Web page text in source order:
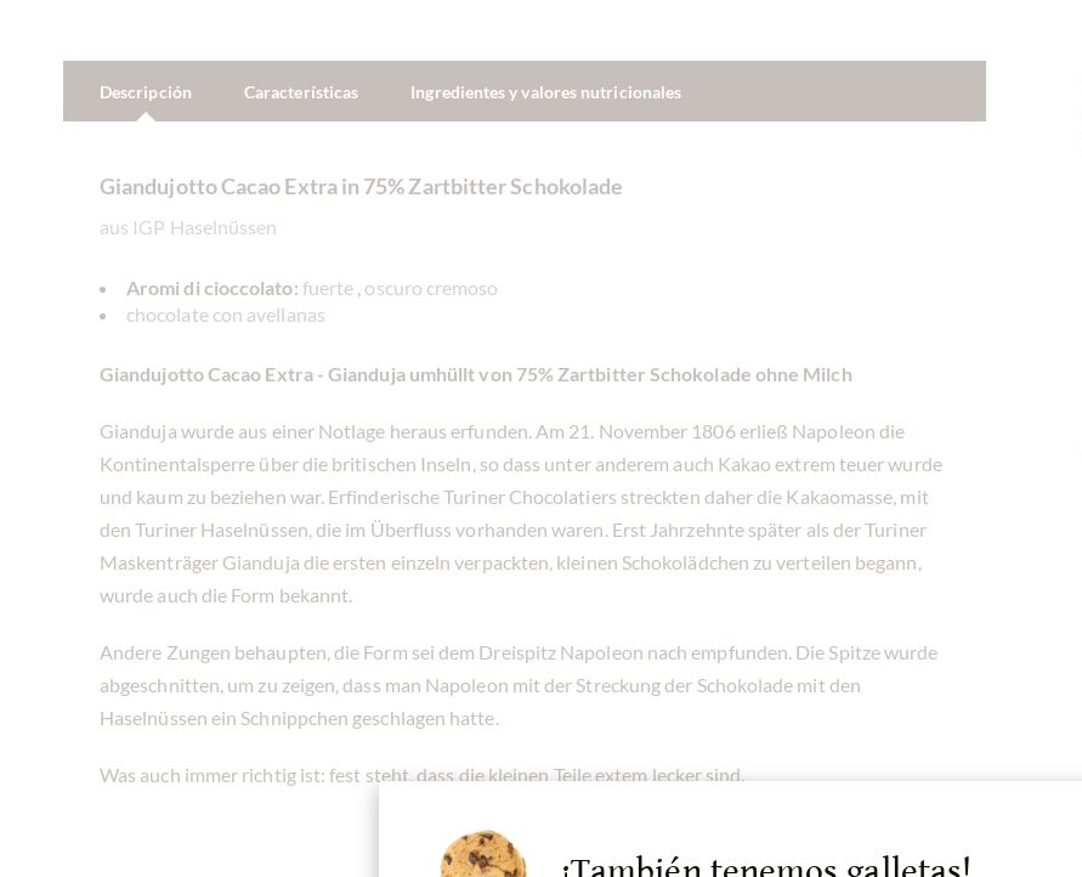
Descripción Características Ingredientes y valores nutricionales
Giandujotto Cacao Extra in 75% Zartbitter Schokolade
aus IGP Haselnüssen
Aromi di cioccolato: fuerte , oscuro cremoso
chocolate con avellanas
Giandujotto Cacao Extra - Gianduja umhüllt von 75% Zartbitter Schokolade ohne Milch
Gianduja wurde aus einer Notlage heraus erfunden. Am 21. November 1806 erließ Napoleon die
Kontinentalsperre über die britischen Inseln, so dass unter anderem auch Kakao extrem teuer wurde
und kaum zu beziehen war. Erfinderische Turiner Chocolatiers streckten daher die Kakaomasse, mit
den Turiner Haselnüssen, die im Überfluss vorhanden waren. Erst Jahrzehnte später als der Turiner
Maskenträger Gianduja die ersten einzeln verpackten, kleinen Schokolädchen zu verteilen begann,
wurde auch die Form bekannt.
Andere Zungen behaupten, die Form sei dem Dreispitz Napoleon nach empfunden. Die Spitze wurde
abgeschnitten, um zu zeigen, dass man Napoleon mit der Streckung der Schokolade mit den
Haselnüssen ein Schnippchen geschlagen hatte.
Was auch immer richtig ist: fest steht, dass die kleinen Teile extem lecker sind.